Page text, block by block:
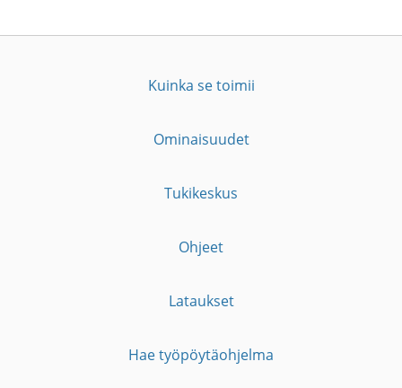
Kuinka se toimii
Ominaisuudet
Tukikeskus
Ohjeet
Lataukset
Hae työpöytäohjelma